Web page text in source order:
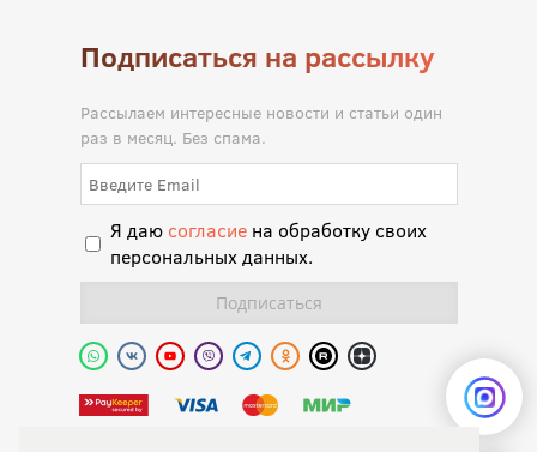
Подписаться на рассылку
Рассылаем интересные новости и статьи один
раз в месяц. Без спама.
Я даю согласиена обработку своих
персональных данных.